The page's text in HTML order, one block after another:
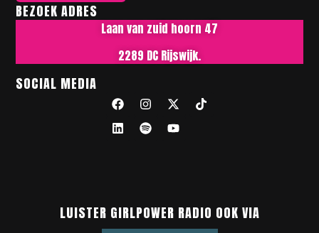
BEZOEK ADRES
Laan van zuid hoorn 47
2289 DC Rijswijk.
SOCIAL MEDIA
LUISTER GIRLPOWER RADIO OOK VIA